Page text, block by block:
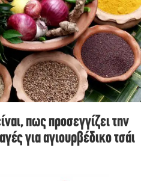
πως προσεγγίζει την
για αγιουρβέδικο τσάι